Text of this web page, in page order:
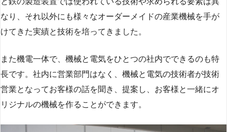
なり、それ以外にも様々なオーダーメイドの産業機械を手が
けてきた実績と技術を培ってきました。
また機電一体で、機械と電気をひとつの社内でできるのも特
長です。社内に営業部門はなく、機械と電気の技術者が技術
営業となってお客様の話を聞き、提案し、お客様と一緒にオ
リジナルの機械を作ることができます。